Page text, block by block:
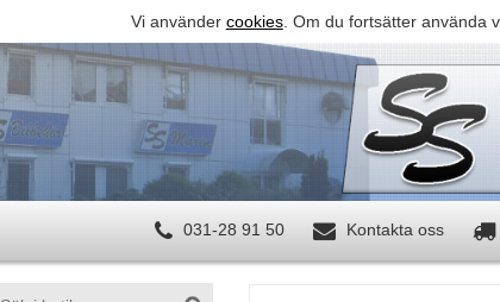
Vi använder cookies. Om du fortsätter använda
031-28 91 50 Kontakta oss